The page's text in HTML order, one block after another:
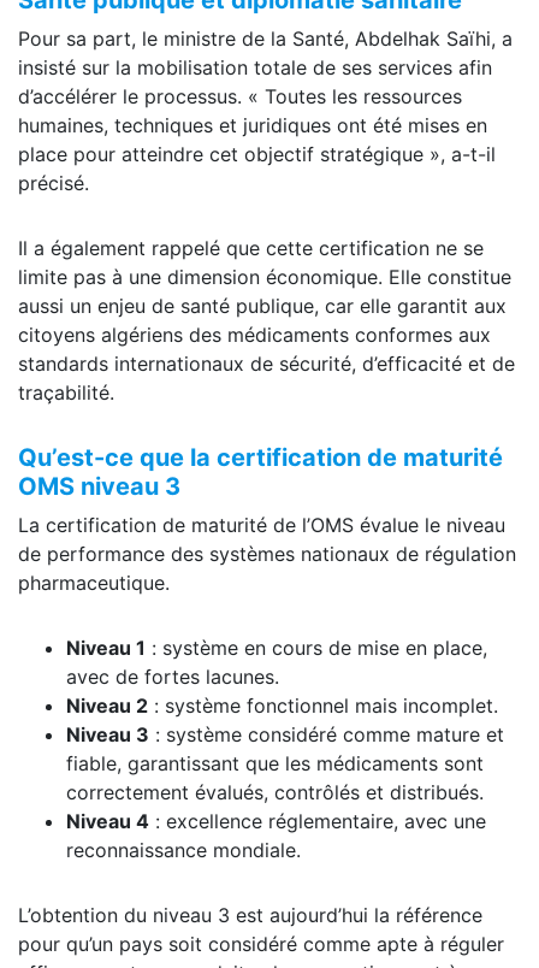
Pour sa part, le ministre de la Santé, Abdelhak Saïhi, a
insisté sur la mobilisation totale de ses services afin
d’accélérer le processus. « Toutes les ressources
humaines, techniques et juridiques ont été mises en
place pour atteindre cet objectif stratégique », a-t-il
précisé.
Il a également rappelé que cette certification ne se
limite pas à une dimension économique. Elle constitue
aussi un enjeu de santé publique, car elle garantit aux
citoyens algériens des médicaments conformes aux
standards internationaux de sécurité, d’efficacité et de
traçabilité.
Qu’est-ce que la certification de maturité
OMS niveau 3
La certification de maturité de l’OMS évalue le niveau
de performance des systèmes nationaux de régulation
pharmaceutique.
Niveau 1 : système en cours de mise en place,
avec de fortes lacunes.
Niveau 2 : système fonctionnel mais incomplet.
Niveau 3 : système considéré comme mature et
fiable, garantissant que les médicaments sont
correctement évalués, contrôlés et distribués.
Niveau 4 : excellence réglementaire, avec une
reconnaissance mondiale.
L’obtention du niveau 3 est aujourd’hui la référence
pour qu’un pays soit considéré comme apte à réguler